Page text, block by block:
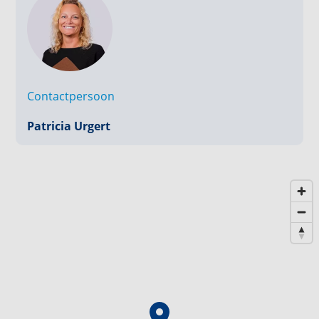
dan ook geen rechten worden ontleend.**
Contactpersoon
Patricia Urgert